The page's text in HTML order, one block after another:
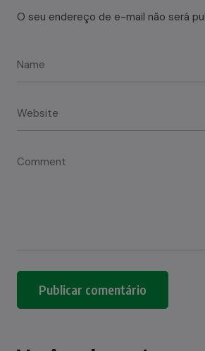
O seu endereço de e-mail não será